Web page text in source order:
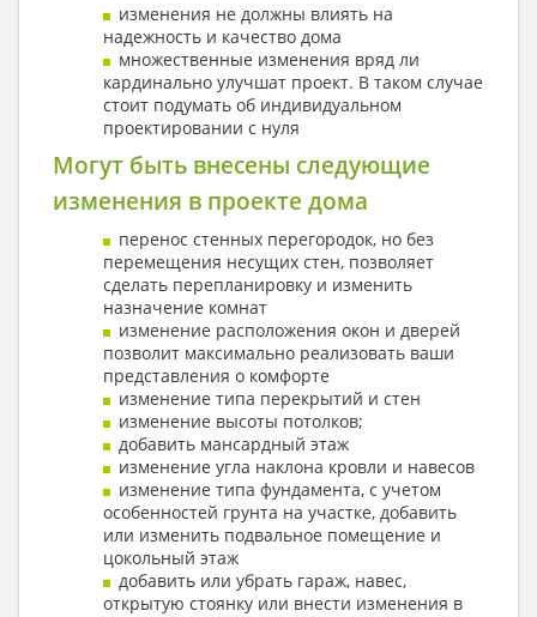
изменения не должны влиять на
надежность и качество дома
множественные изменения вряд ли
кардинально улучшат проект. В таком случае
стоит подумать об индивидуальном
проектировании с нуля
Могут быть внесены следующие
изменения в проекте дома
перенос стенных перегородок, но без
перемещения несущих стен, позволяет
сделать перепланировку и изменить
назначение комнат
изменение расположения окон и дверей
позволит максимально реализовать ваши
представления о комфорте
изменение типа перекрытий и стен
изменение высоты потолков;
добавить мансардный этаж
изменение угла наклона кровли и навесов
изменение типа фундамента, с учетом
особенностей грунта на участке, добавить
или изменить подвальное помещение и
цокольный этаж
добавить или убрать гараж, навес,
открытую стоянку или внести изменения в